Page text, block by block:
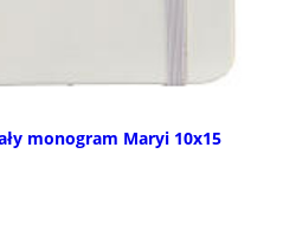
monogram Maryi 10x15